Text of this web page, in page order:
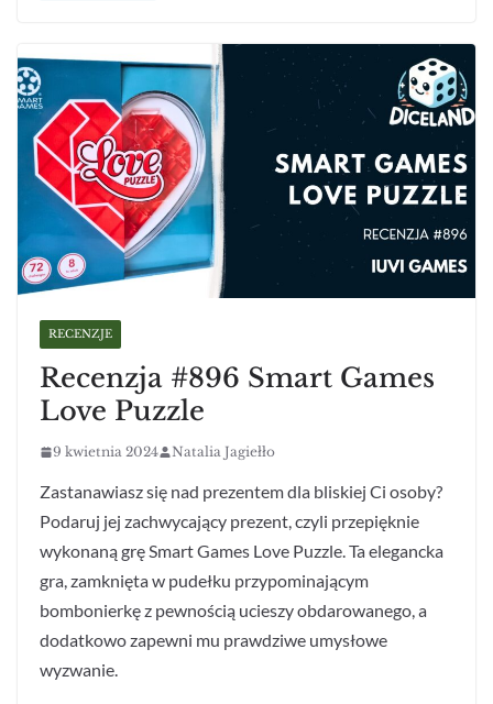
RECENZJE
Recenzja #896 Smart Games
Love Puzzle
9 kwietnia 2024 Natalia Jagiełło
Zastanawiasz się nad prezentem dla bliskiej Ci osoby?
Podaruj jej zachwycający prezent, czyli przepięknie
wykonaną grę Smart Games Love Puzzle. Ta elegancka
gra, zamknięta w pudełku przypominającym
bombonierkę z pewnością ucieszy obdarowanego, a
dodatkowo zapewni mu prawdziwe umysłowe
wyzwanie.